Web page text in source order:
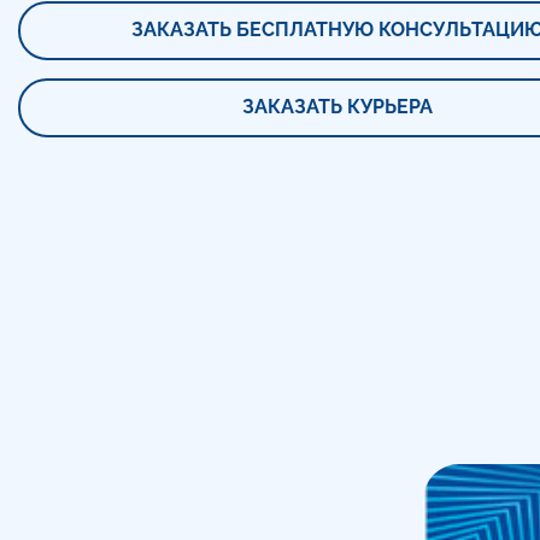
ЗАКАЗАТЬ БЕСПЛАТНУЮ
ЗАКАЗАТЬ КУРЬЕРА